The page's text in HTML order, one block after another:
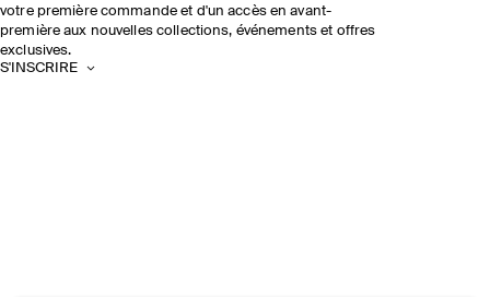
votre première commande et d'un accès en avant-
première aux nouvelles collections, événements et offres
exclusives.
S'INSCRIRE